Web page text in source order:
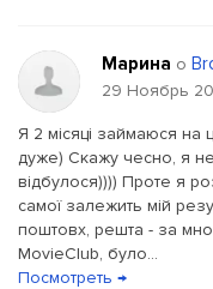
Марина о
29 Ноябрь
Я 2 місяці займаюся на
дуже) Скажу чесно, я
відбулося)))) Проте я
самої залежить мій
поштовх, решта - за
MovieClub, було...
Посмотреть →